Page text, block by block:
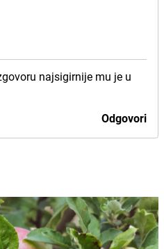
najsigirnije mu je u
Odgovori